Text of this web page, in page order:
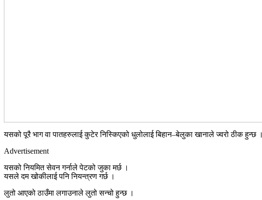
यसको पूरै भाग वा पातहरुलाई कुटेर निस्किएको धुलोलाई बिहान–बेलुका खानाले ज्वरो ठीक हुन्छ ।
Advertisement
यसको नियमित सेवन गर्नाले पेटको जुका मर्छ ।
यसले दम खोकीलाई पनि नियन्त्रण गर्छ ।
लुतो आएको ठाउँमा लगाउनाले लुतो सन्चो हुन्छ ।